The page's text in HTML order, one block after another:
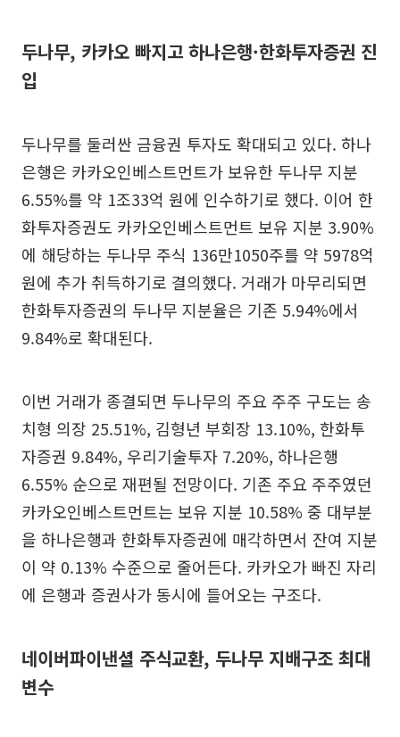
두나무, 카카오 빠지고 하나은행·한화투자증권 진
입
두나무를 둘러싼 금융권 투자도 확대되고 있다. 하나
은행은 카카오인베스트먼트가 보유한 두나무 지분
6.55%를 약 1조33억 원에 인수하기로 했다. 이어 한
화투자증권도 카카오인베스트먼트 보유 지분 3.90%
에 해당하는 두나무 주식 136만1050주를 약 5978억
원에 추가 취득하기로 결의했다. 거래가 마무리되면
한화투자증권의 두나무 지분율은 기존 5.94%에서
9.84%로 확대된다.
이번 거래가 종결되면 두나무의 주요 주주 구도는 송
치형 의장 25.51%, 김형년 부회장 13.10%, 한화투
자증권 9.84%, 우리기술투자 7.20%, 하나은행
6.55% 순으로 재편될 전망이다. 기존 주요 주주였던
카카오인베스트먼트는 보유 지분 10.58% 중 대부분
을 하나은행과 한화투자증권에 매각하면서 잔여 지분
이 약 0.13% 수준으로 줄어든다. 카카오가 빠진 자리
에 은행과 증권사가 동시에 들어오는 구조다.
네이버파이낸셜 주식교환, 두나무 지배구조 최대
변수